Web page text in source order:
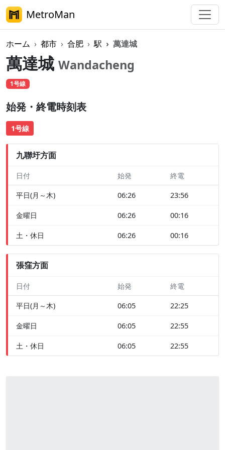
MetroMan
ホーム 都市 合肥 駅 萬達城
萬達城 Wandacheng
1号線
始発・終電時刻表
1号線
九聯圩方面
日付 始発 終電
平日(月～木) 06:26 23:56
金曜日 06:26 00:16
土・休日 06:26 00:16
張窪方面
日付 始発 終電
平日(月～木) 06:05 22:25
金曜日 06:05 22:55
土・休日 06:05 22:55